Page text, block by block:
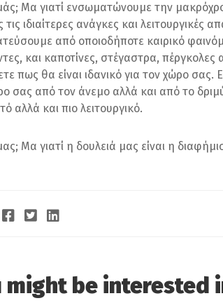
Μα γιατί ενσωματώνουμε την
ιδιαίτερες ανάγκες και λειτουργικές
από οποιοδήποτε καιρικό
και καποτίνες, στέγαστρα,
πως θα είναι ιδανικό για τον χώρο
σας από τον άνεμο αλλά και από το
αλλά και πιο λειτουργικό.
Μα γιατί η δουλειά μας είναι η
Facebook Twitter LinkedIn
might be interested